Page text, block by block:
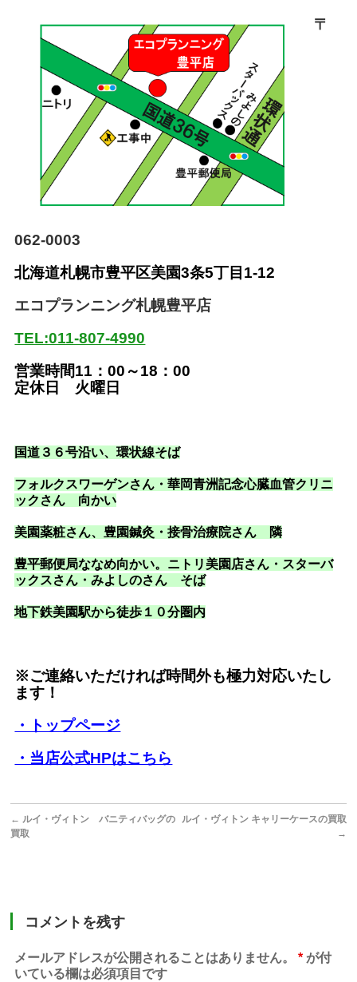
〒
062-0003
北海道札幌市豊平区美園3条5丁目1-12
エコプランニング札幌豊平店
TEL:011-807-4990
営業時間11：00～18：00
定休日 火曜日
国道３６号沿い、環状線そば
フォルクスワーゲンさん・華岡青洲記念心臓血管クリニ
ックさん 向かい
美園薬粧さん、豊園鍼灸・接骨治療院さん 隣
豊平郵便局ななめ向かい。ニトリ美園店さん・スターバ
ックスさん・みよしのさん そば
地下鉄美園駅から徒歩１０分圏内
※ご連絡いただければ時間外も極力対応いたし
ます！
・トップページ
・当店公式HPはこちら
← ルイ・ヴィトン バニティバッグの
買取
ルイ・ヴィトン キャリーケースの買取
→
コメントを残す
メールアドレスが公開されることはありません。 * が付
いている欄は必須項目です